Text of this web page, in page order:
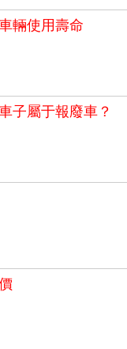
輛使用壽命
子屬于報廢車？